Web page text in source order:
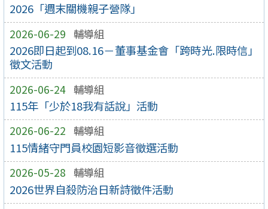
2026「週末關機親子營隊」
2026-06-29 輔導組
2026即日起到08.16－董事基金會「跨時光.限時信」
徵文活動
2026-06-24 輔導組
115年「少於18我有話說」活動
2026-06-22 輔導組
115情緒守門員校園短影音徵選活動
2026-05-28 輔導組
2026世界自殺防治日新詩徵件活動